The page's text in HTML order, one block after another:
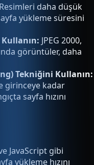
Resimleri daha düşük
yükleme süresini
JPEG 2000,
görüntüler, daha
Tekniğini Kullanın:
girinceye kadar
sayfa hızını
JavaScript gibi
yükleme hızını